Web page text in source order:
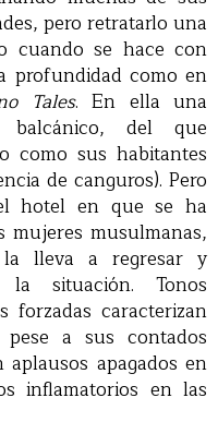
pero retratarlo una
cuando se hace con
profundidad como en
Tales. En ella una
del que
como sus habitantes
de canguros). Pero
hotel en que se ha
mujeres musulmanas,
lleva a regresar y
situación. Tonos
forzadas caracterizan
a sus contados
apagados en
inflamatorios en las